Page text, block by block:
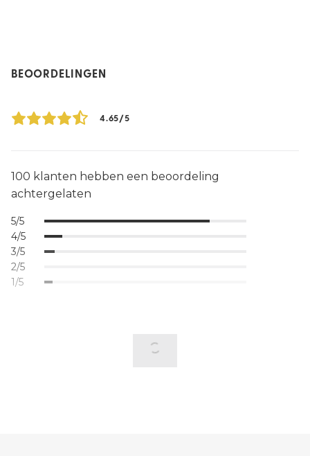
BEOORDELINGEN
4.65/5
100 klanten hebben een beoordeling
achtergelaten
5/5
4/5
3/5
2/5
1/5